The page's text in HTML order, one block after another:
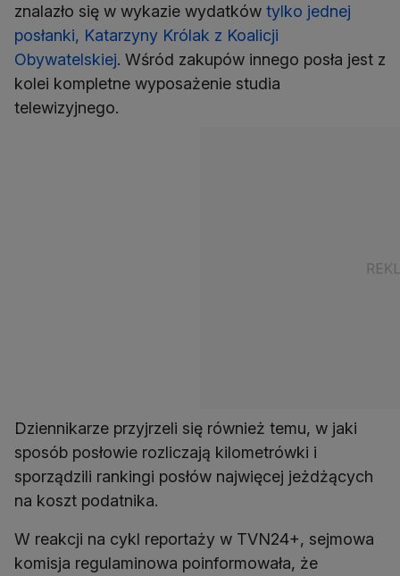
znalazło się w wykazie wydatków tylko jednej
posłanki, Katarzyny Królak z Koalicji
Obywatelskiej. Wśród zakupów innego posła jest z
kolei kompletne wyposażenie studia
telewizyjnego.
Dziennikarze przyjrzeli się również temu, w jaki
sposób posłowie rozliczają kilometrówki i
sporządzili rankingi posłów najwięcej jeżdżących
na koszt podatnika.
W reakcji na cykl reportaży w TVN24+, sejmowa
komisja regulaminowa poinformowała, że